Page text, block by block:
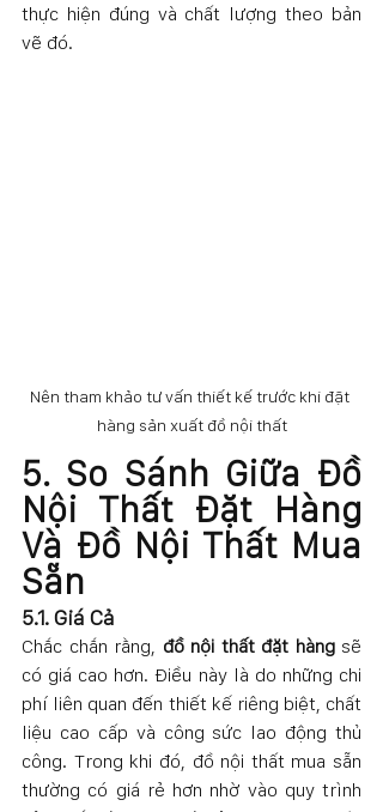
thực hiện đúng và chất lượng theo bản
vẽ đó.
Nên tham khảo tư vấn thiết kế trước khi đặt
hàng sản xuất đồ nội thất
5. So Sánh Giữa Đồ
Nội Thất Đặt Hàng
Và Đồ Nội Thất Mua
Sẵn
5.1. Giá Cả
Chắc chắn rằng, đồ nội thất đặt hàng sẽ
có giá cao hơn. Điều này là do những chi
phí liên quan đến thiết kế riêng biệt, chất
liệu cao cấp và công sức lao động thủ
công. Trong khi đó, đồ nội thất mua sẵn
thường có giá rẻ hơn nhờ vào quy trình